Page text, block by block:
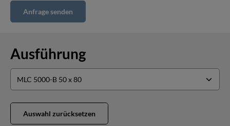
Anfrage senden
Ausführung
Auswahl zurücksetzen